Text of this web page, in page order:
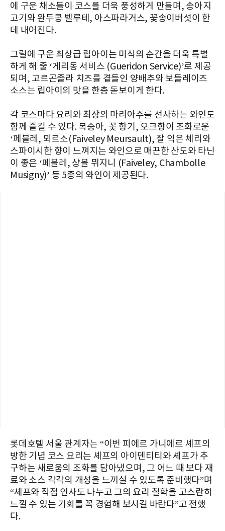
에 구운 채소들이 코스를 더욱 풍성하게 만들며, 송아지
고기와 완두콩 벨루테, 아스파라거스, 꽃송이버섯이 한
데 내어진다.
그릴에 구운 최상급 립아이는 미식의 순간을 더욱 특별
하게 해 줄 ‘게리동 서비스 (Gueridon Service)’로 제공
되며, 고르곤졸라 치즈를 곁들인 양배추와 보들레이즈
소스는 립아이의 맛을 한층 돋보이게 한다.
각 코스마다 요리와 최상의 마리아주를 선사하는 와인도
함께 즐길 수 있다. 복숭아, 꽃 향기, 오크향이 조화로운
‘페블레, 뫼르소(Faiveley Meursault), 잘 익은 체리와
스파이시한 향이 느껴지는 와인으로 매끈한 산도와 타닌
이 좋은 ‘페블레, 샹볼 뮈지니 (Faiveley, Chambolle
Musigny)’ 등 5종의 와인이 제공된다.
롯데호텔 서울 관계자는 “이번 피에르 가니에르 셰프의
방한 기념 코스 요리는 셰프의 아이덴티티와 셰프가 추
구하는 새로움의 조화를 담아냈으며, 그 어느 때 보다 재
료와 소스 각각의 개성을 느끼실 수 있도록 준비했다”며
“셰프와 직접 인사도 나누고 그의 요리 철학을 고스란히
느낄 수 있는 기회를 꼭 경험해 보시길 바란다”고 전했
다.